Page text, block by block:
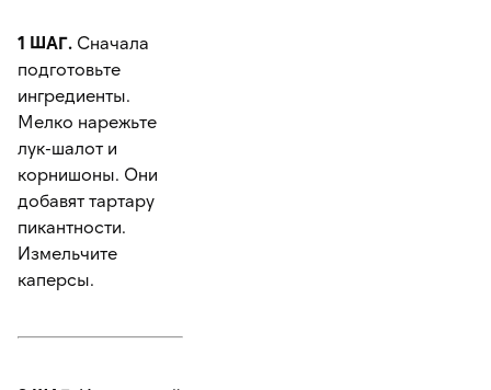
1 ШАГ. Сначала
подготовьте
ингредиенты.
Мелко нарежьте
лук-шалот и
корнишоны. Они
добавят тартару
пикантности.
Измельчите
каперсы.